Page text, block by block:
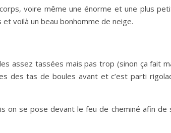
voire même une énorme et une plus
voilà un beau bonhomme de neige.
assez tassées mais pas trop (sinon ça fait
des tas de boules avant et c’est parti
on se pose devant le feu de cheminé afin de